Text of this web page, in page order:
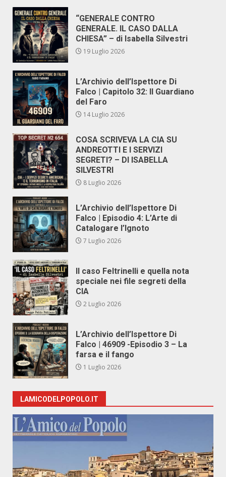
“GENERALE CONTRO
GENERALE. IL CASO DALLA
CHIESA” – di Isabella Silvestri
19 Luglio 2026
L’Archivio dell’Ispettore Di
Falco | Capitolo 32: Il Guardiano
del Faro
14 Luglio 2026
COSA SCRIVEVA LA CIA SU
ANDREOTTI E I SERVIZI
SEGRETI? – DI ISABELLA
SILVESTRI
8 Luglio 2026
L’Archivio dell’Ispettore Di
Falco | Episodio 4: L’Arte di
Catalogare l’Ignoto
7 Luglio 2026
Il caso Feltrinelli e quella nota
speciale nei file segreti della
CIA
2 Luglio 2026
L’Archivio dell’Ispettore Di
Falco | 46909 -Episodio 3 – La
farsa e il fango
1 Luglio 2026
LAMICODELPOPOLO.IT